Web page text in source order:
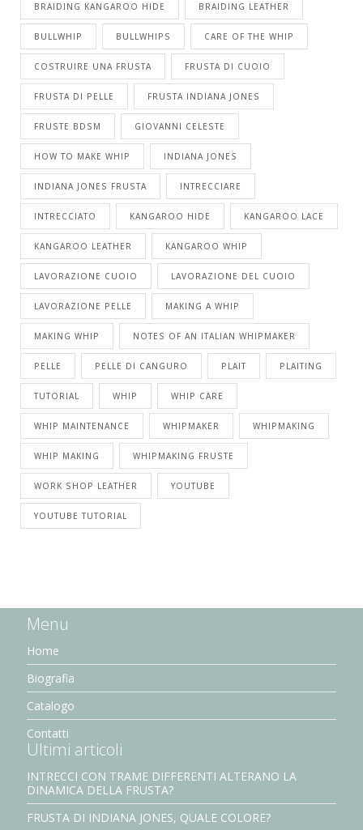
BRAIDING KANGAROO HIDE BRAIDING LEATHER
BULLWHIP BULLWHIPS CARE OF THE WHIP
COSTRUIRE UNA FRUSTA FRUSTA DI CUOIO
FRUSTA DI PELLE FRUSTA INDIANA JONES
FRUSTE BDSM GIOVANNI CELESTE
HOW TO MAKE WHIP INDIANA JONES
INDIANA JONES FRUSTA INTRECCIARE
INTRECCIATO KANGAROO HIDE KANGAROO LACE
KANGAROO LEATHER KANGAROO WHIP
LAVORAZIONE CUOIO LAVORAZIONE DEL CUOIO
LAVORAZIONE PELLE MAKING A WHIP
MAKING WHIP NOTES OF AN ITALIAN WHIPMAKER
PELLE PELLE DI CANGURO PLAIT PLAITING
TUTORIAL WHIP WHIP CARE
WHIP MAINTENANCE WHIPMAKER WHIPMAKING
WHIP MAKING WHIPMAKING FRUSTE
WORK SHOP LEATHER YOUTUBE
YOUTUBE TUTORIAL
Menu
Home
Biografia
Catalogo
Contatti
Ultimi articoli
INTRECCI CON TRAME DIFFERENTI ALTERANO LA
DINAMICA DELLA FRUSTA?
FRUSTA DI INDIANA JONES, QUALE COLORE?